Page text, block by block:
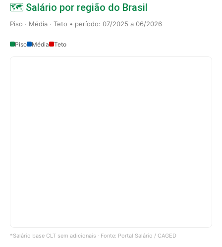
🗺️ Salário por região do Brasil
Piso · Média · Teto • período: 07/2025 a 06/2026
Piso Média Teto
*Salário base CLT sem adicionais · Fonte: Portal Salário / CAGED